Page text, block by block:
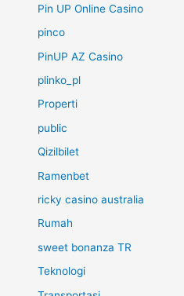
Pin UP Online Casino
pinco
PinUP AZ Casino
plinko_pl
Properti
public
Qizilbilet
Ramenbet
ricky casino australia
Rumah
sweet bonanza TR
Teknologi